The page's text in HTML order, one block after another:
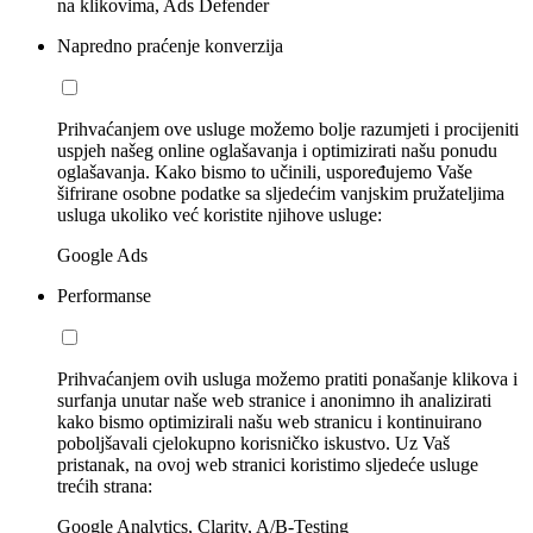
na klikovima, Ads Defender
Napredno praćenje konverzija
Prihvaćanjem ove usluge možemo bolje razumjeti i procijeniti
uspjeh našeg online oglašavanja i optimizirati našu ponudu
oglašavanja. Kako bismo to učinili, uspoređujemo Vaše
šifrirane osobne podatke sa sljedećim vanjskim pružateljima
usluga ukoliko već koristite njihove usluge:
Google Ads
Performanse
Prihvaćanjem ovih usluga možemo pratiti ponašanje klikova i
surfanja unutar naše web stranice i anonimno ih analizirati
kako bismo optimizirali našu web stranicu i kontinuirano
poboljšavali cjelokupno korisničko iskustvo. Uz Vaš
pristanak, na ovoj web stranici koristimo sljedeće usluge
trećih strana:
Google Analytics, Clarity, A/B-Testing